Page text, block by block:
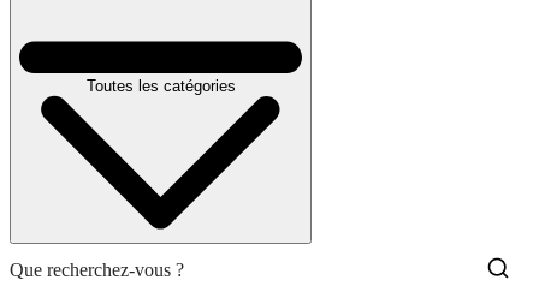
Toutes les catégories